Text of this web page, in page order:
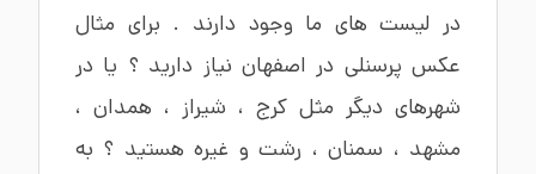
در لیست های ما وجود دارند . برای مثال
عکس پرسنلی در اصفهان نیاز دارید ؟ یا در
شهرهای دیگر مثل کرج ، شیراز ، همدان ،
مشهد ، سمنان، رشتو غیره هستید ؟ به